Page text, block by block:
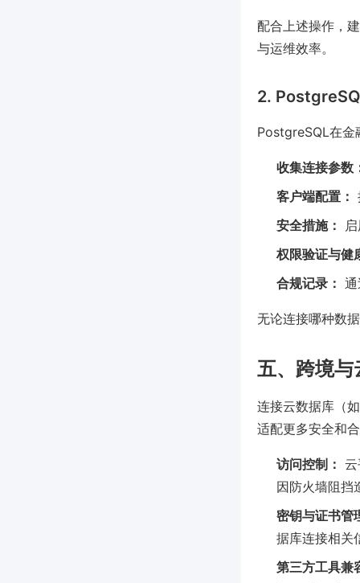
配合上述操作，
与运维效率。
2.
PostgreSQL在金
收集连接参数
客户端配置：
安全措施：
权限验证与健
合规记录：
无论连接哪种数
五、跨境与
连接云数据库（
适配更多安全和
访问控制：
因防火墙阻挡
密钥与证书管
据库连接相关
第三方工具兼